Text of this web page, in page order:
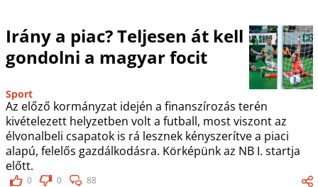
Irány a piac? Teljesen át kell
gondolni a magyar focit
Sport
Az előző kormányzat idején a finanszírozás terén
kivételezett helyzetben volt a futball, most viszont az
élvonalbeli csapatok is rá lesznek kényszerítve a piaci
alapú, felelős gazdálkodásra. Körképünk az NB I. startja
előtt.
0 0 88